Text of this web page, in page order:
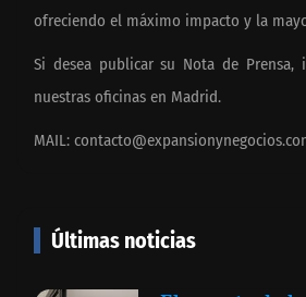
ofreciendo el máximo impacto y la
Si desea publicar su Nota de Prensa,
nuestras oficinas en Madrid.
MAIL:
Últimas noticias